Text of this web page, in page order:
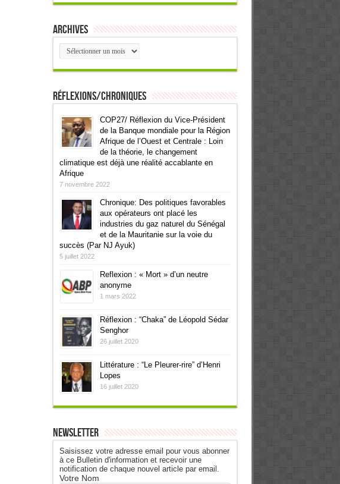
Archives
Archives
Réflexions/Chroniques
COP27/ Réflexion du Vice-Président
de la Banque mondiale pour la Région
Afrique de l’Ouest et Centrale : Loin
de la théorie, le changement
climatique est déjà une réalité accablante en
Afrique
7 novembre 2022
Chronique: Des politiques favorables
aux opérateurs ont placé les
industries du gaz naturel du Sénégal
et de la Mauritanie sur la voie du
succès (Par NJ Ayuk)
5 juillet 2022
Reflexion : « Mort » d’un neutre
anonyme
1 mars 2022
Réflexion : “Chaka” de Léopold Sédar
Senghor
26 juillet 2020
Littérature : “Le Pleurer-rire” d’Henri
Lopes
16 juillet 2020
Newsletter
Saisissez votre adresse email pour vous abonner
à ce Bulletin d'information et recevoir une
notification de chaque nouvel article par email.
Votre Nom